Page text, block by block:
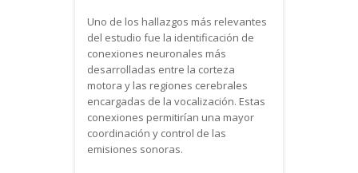
Uno de los hallazgos más relevantes
del estudio fue la identificación de
conexiones neuronales más
desarrolladas entre la corteza
motora y las regiones cerebrales
encargadas de la vocalización. Estas
conexiones permitirían una mayor
coordinación y control de las
emisiones sonoras.